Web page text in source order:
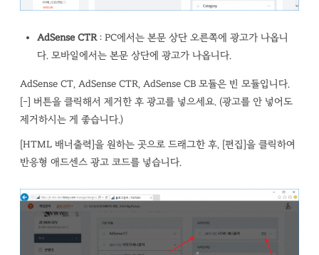
AdSense CTR: PC에서는 본문 상단 오른쪽에 광고가 나옵니
다. 모바일에서는 본문 상단에 광고가 나옵니다.
AdSense CT, AdSense CTR, AdSense CB 모듈은 빈 모듈입니다.
[-] 버튼을 클릭해서 제거한 후 광고를 넣으세요. (광고를 안 넣어도
제거하시는 게 좋습니다.)
[HTML 배너출력]을 원하는 곳으로 드래그한 후, [편집]을 클릭하여
반응형 애드센스 광고 코드를 넣습니다.